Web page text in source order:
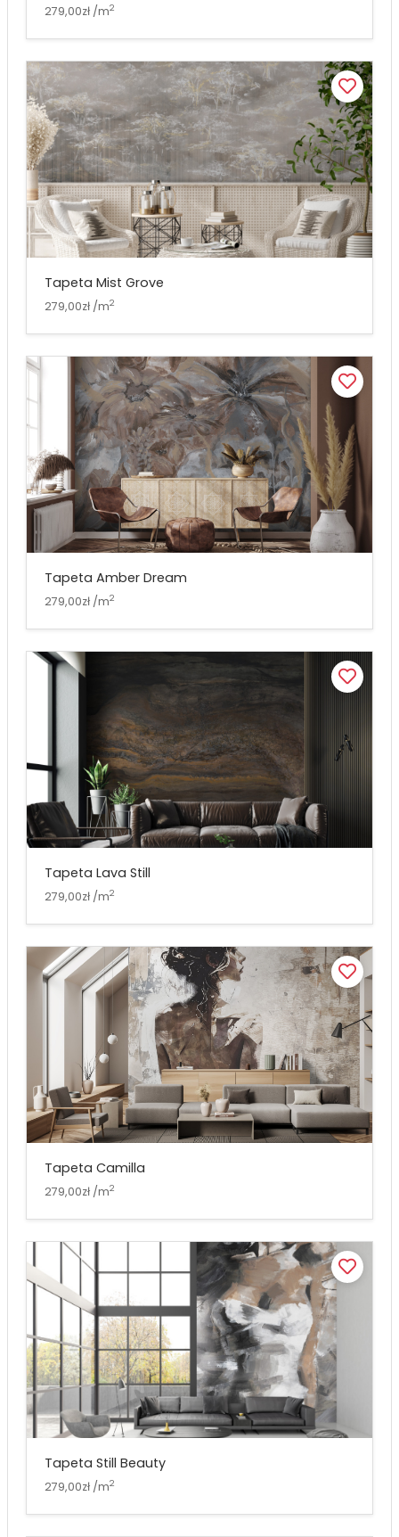
279,00zł /m2
Tapeta Mist Grove
279,00zł /m2
Tapeta Amber Dream
279,00zł /m2
Tapeta Lava Still
279,00zł /m2
Tapeta Camilla
279,00zł /m2
Tapeta Still Beauty
279,00zł /m2